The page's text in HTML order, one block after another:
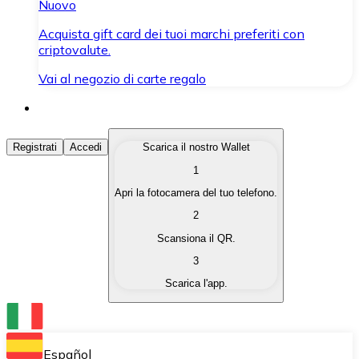
Nuovo
Acquista gift card dei tuoi marchi preferiti con
criptovalute.
Vai al negozio di carte regalo
Acquista Criptovalute
Acquista le criptovalute che ti interessano in modo
Converti le tue criptovalute in valuta fiat quando ne
Scambia una criptovaluta con un'altra
Conserva le tue cripto in un Wallet self-custodial.
Registrati Accedi
Scarica il nostro Wallet
1
Apri la fotocamera del tuo telefono.
2
Scansiona il QR.
3
Scarica l'app.
Español